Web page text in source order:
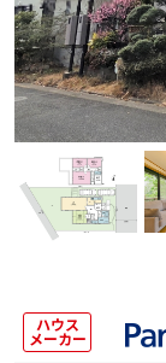
ハウス
メーカー